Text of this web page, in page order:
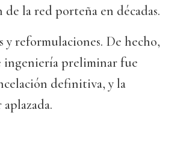
de la red porteña en décadas.
y reformulaciones. De hecho,
ingeniería preliminar fue
definitiva, y la